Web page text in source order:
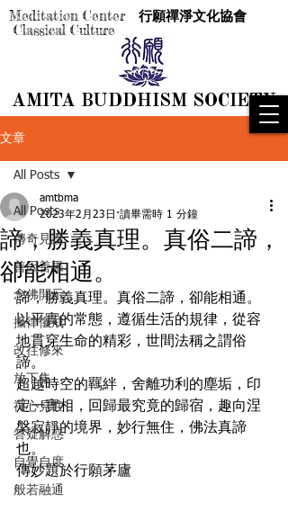
AMITA BUDDHISM SOCIETY
AMITA BUDDHISM SOCIETY
Meditation Center 行願禪淨文化協會
Classical Culture
文章
All Posts
傳奇見證
善因善果
念佛開示
攝律儀戒
改往修來
放下集
禪心見性
答疑解惑
自覺自度
般若融通
All Posts
諦，勝義真理。真俗二諦，
卻能相通。
amtbma
2023年2月23日 讀畢需時 1 分鐘
諦，勝義真理。真俗二諦，卻能相通。
以平實的常態，遵循生活的規律，從容
地貫穿生命的精彩，世間法稱之謂俗
諦。
超越時空的羈絆，舍離功利的塵垢，印
定一實相，回歸最究竟的歸宿，趣向涅
槃寂靜的境界，妙行無住，佛法真諦
也。
傳妙題於行願茅廬